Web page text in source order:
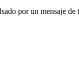
por un mensaje de